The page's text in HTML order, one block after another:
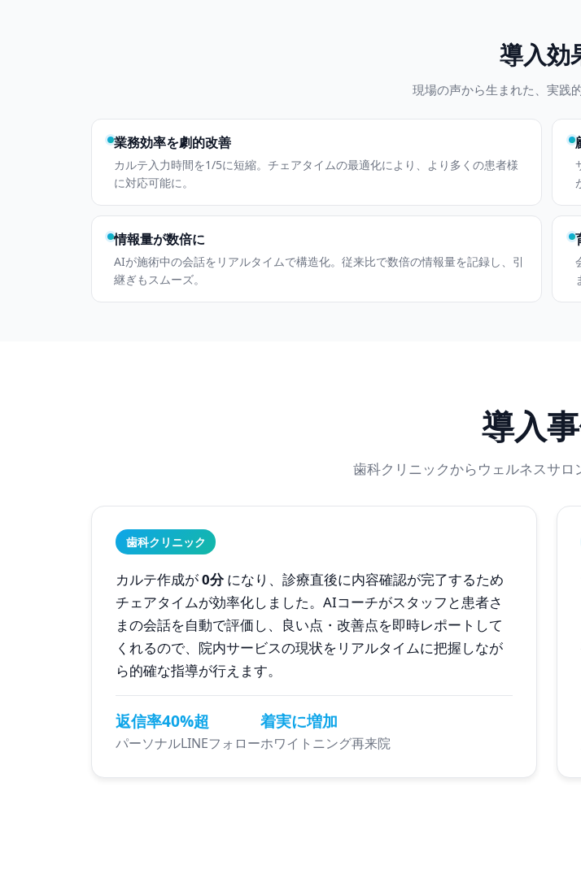
導入効
現場の声から生まれた、実践
業務効率を劇的改善
カルテ入力時間を1/5に短縮。チェアタイムの最適化により、より多くの患者様
に対応可能に。
情報量が数倍に
AIが施術中の会話をリアルタイムで構造化。従来比で数倍の情報量を記録し、引
継ぎもスムーズ。
導入
歯科クリニックからウェルネスサ
歯科クリニック
カルテ作成が0分になり、診療直後に内容確認が完了するため
チェアタイムが効率化しました。AIコーチがスタッフと患者さ
まの会話を自動で評価し、良い点・改善点を即時レポートして
くれるので、院内サービスの現状をリアルタイムに把握しなが
ら的確な指導が行えます。
返信率40%超
パーソナルLINEフォロー
着実に増加
ホワイトニング再来院